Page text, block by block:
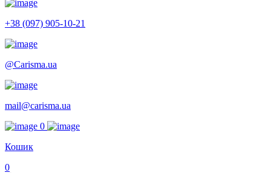
+38 (097) 905-10-21
@Carisma.ua
mail@carisma.ua
0
Кошик
0